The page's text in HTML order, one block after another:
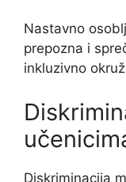
Nastavno
prepozna i
inkluzivno
Diskriminacija